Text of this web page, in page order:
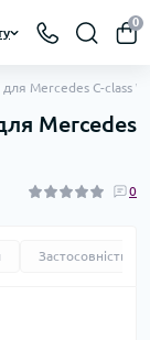
0
Mercedes C-class
Mercedes
0
Застосовність